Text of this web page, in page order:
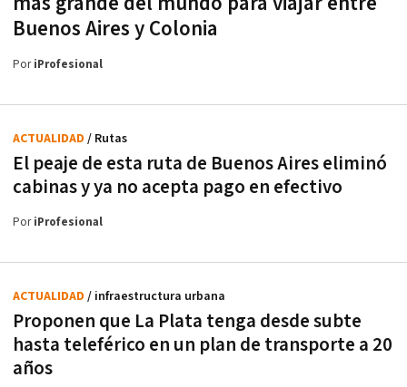
Buenos Aires y Colonia
PoriProfesional
El peaje de esta ruta de Buenos Aires eliminó
cabinas y ya no acepta pago en efectivo
ACTUALIDAD / Rutas
PoriProfesional
Proponen que La Plata tenga desde subte
hasta teleférico en un plan de transporte a 20
años
ACTUALIDAD / infraestructura urbana